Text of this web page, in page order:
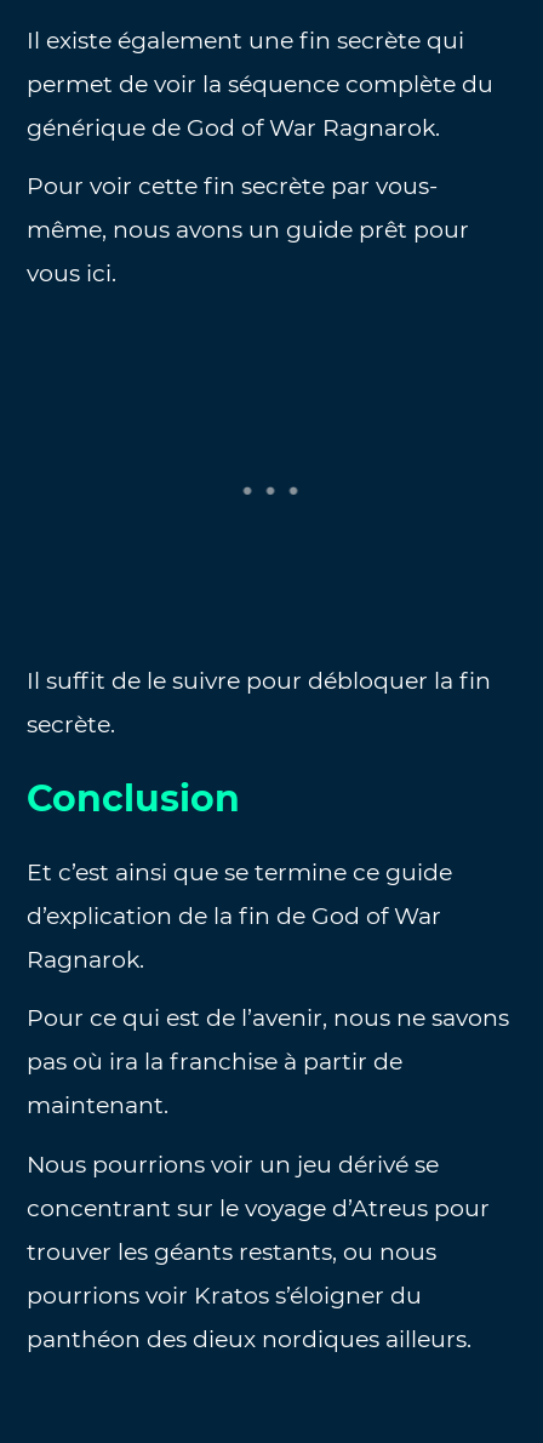
Il existe également une fin secrète qui
permet de voir la séquence complète du
générique de God of War Ragnarok.
Pour voir cette fin secrète par vous-
même, nous avons un guide prêt pour
vous ici.
Il suffit de le suivre pour débloquer la fin
secrète.
Conclusion
Et c’est ainsi que se termine ce guide
d’explication de la fin de God of War
Ragnarok.
Pour ce qui est de l’avenir, nous ne savons
pas où ira la franchise à partir de
maintenant.
Nous pourrions voir un jeu dérivé se
concentrant sur le voyage d’Atreus pour
trouver les géants restants, ou nous
pourrions voir Kratos s’éloigner du
panthéon des dieux nordiques ailleurs.